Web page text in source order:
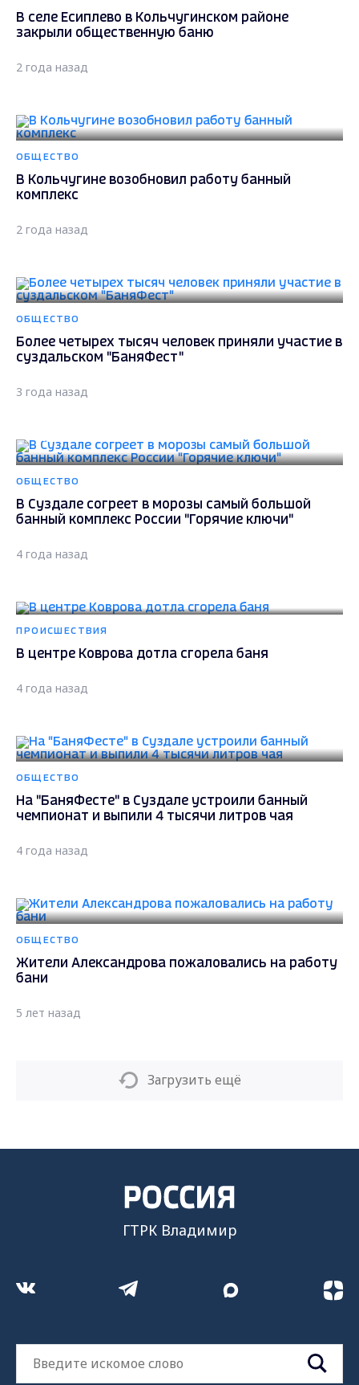
В селе Есиплево в Кольчугинском районе
закрыли общественную баню
2 года назад
ОБЩЕСТВО
В Кольчугине возобновил работу банный
комплекс
2 года назад
ОБЩЕСТВО
Более четырех тысяч человек приняли участие в
суздальском "БаняФест"
3 года назад
ОБЩЕСТВО
В Суздале согреет в морозы самый большой
банный комплекс России "Горячие ключи"
4 года назад
ПРОИСШЕСТВИЯ
В центре Коврова дотла сгорела баня
4 года назад
ОБЩЕСТВО
На "БаняФесте" в Суздале устроили банный
чемпионат и выпили 4 тысячи литров чая
4 года назад
ОБЩЕСТВО
Жители Александрова пожаловались на работу
бани
5 лет назад
Загрузить ещё
ГТРК Владимир